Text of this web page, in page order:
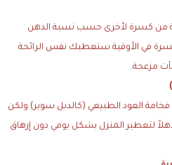
من كسرة لأخرى حسب نسبة الدهن
في الأوقية ستعطيك نفس الرائحة
مزعجة.
العود الطبيعي (كالدبل سوبر) ولكن
لتعطير المنزل بشكل يومي دون إرهاق